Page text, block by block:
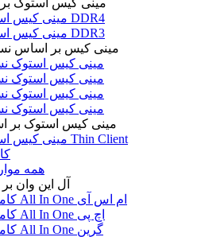
مینی کیس استوک
مینی کیس استوک DDR4
مینی کیس استوک DDR3
مینی کیس بر اساس
مینی کیس استوک
مینی کیس استوک
مینی کیس استوک
مینی کیس استوک
مینی کیس استوک
مینی کیس استوک Thin Client
همه
آل این وان
کامپیوتر All In One ام اس آی
کامپیوتر All In One اچ پی
کامپیوتر All In One گرین